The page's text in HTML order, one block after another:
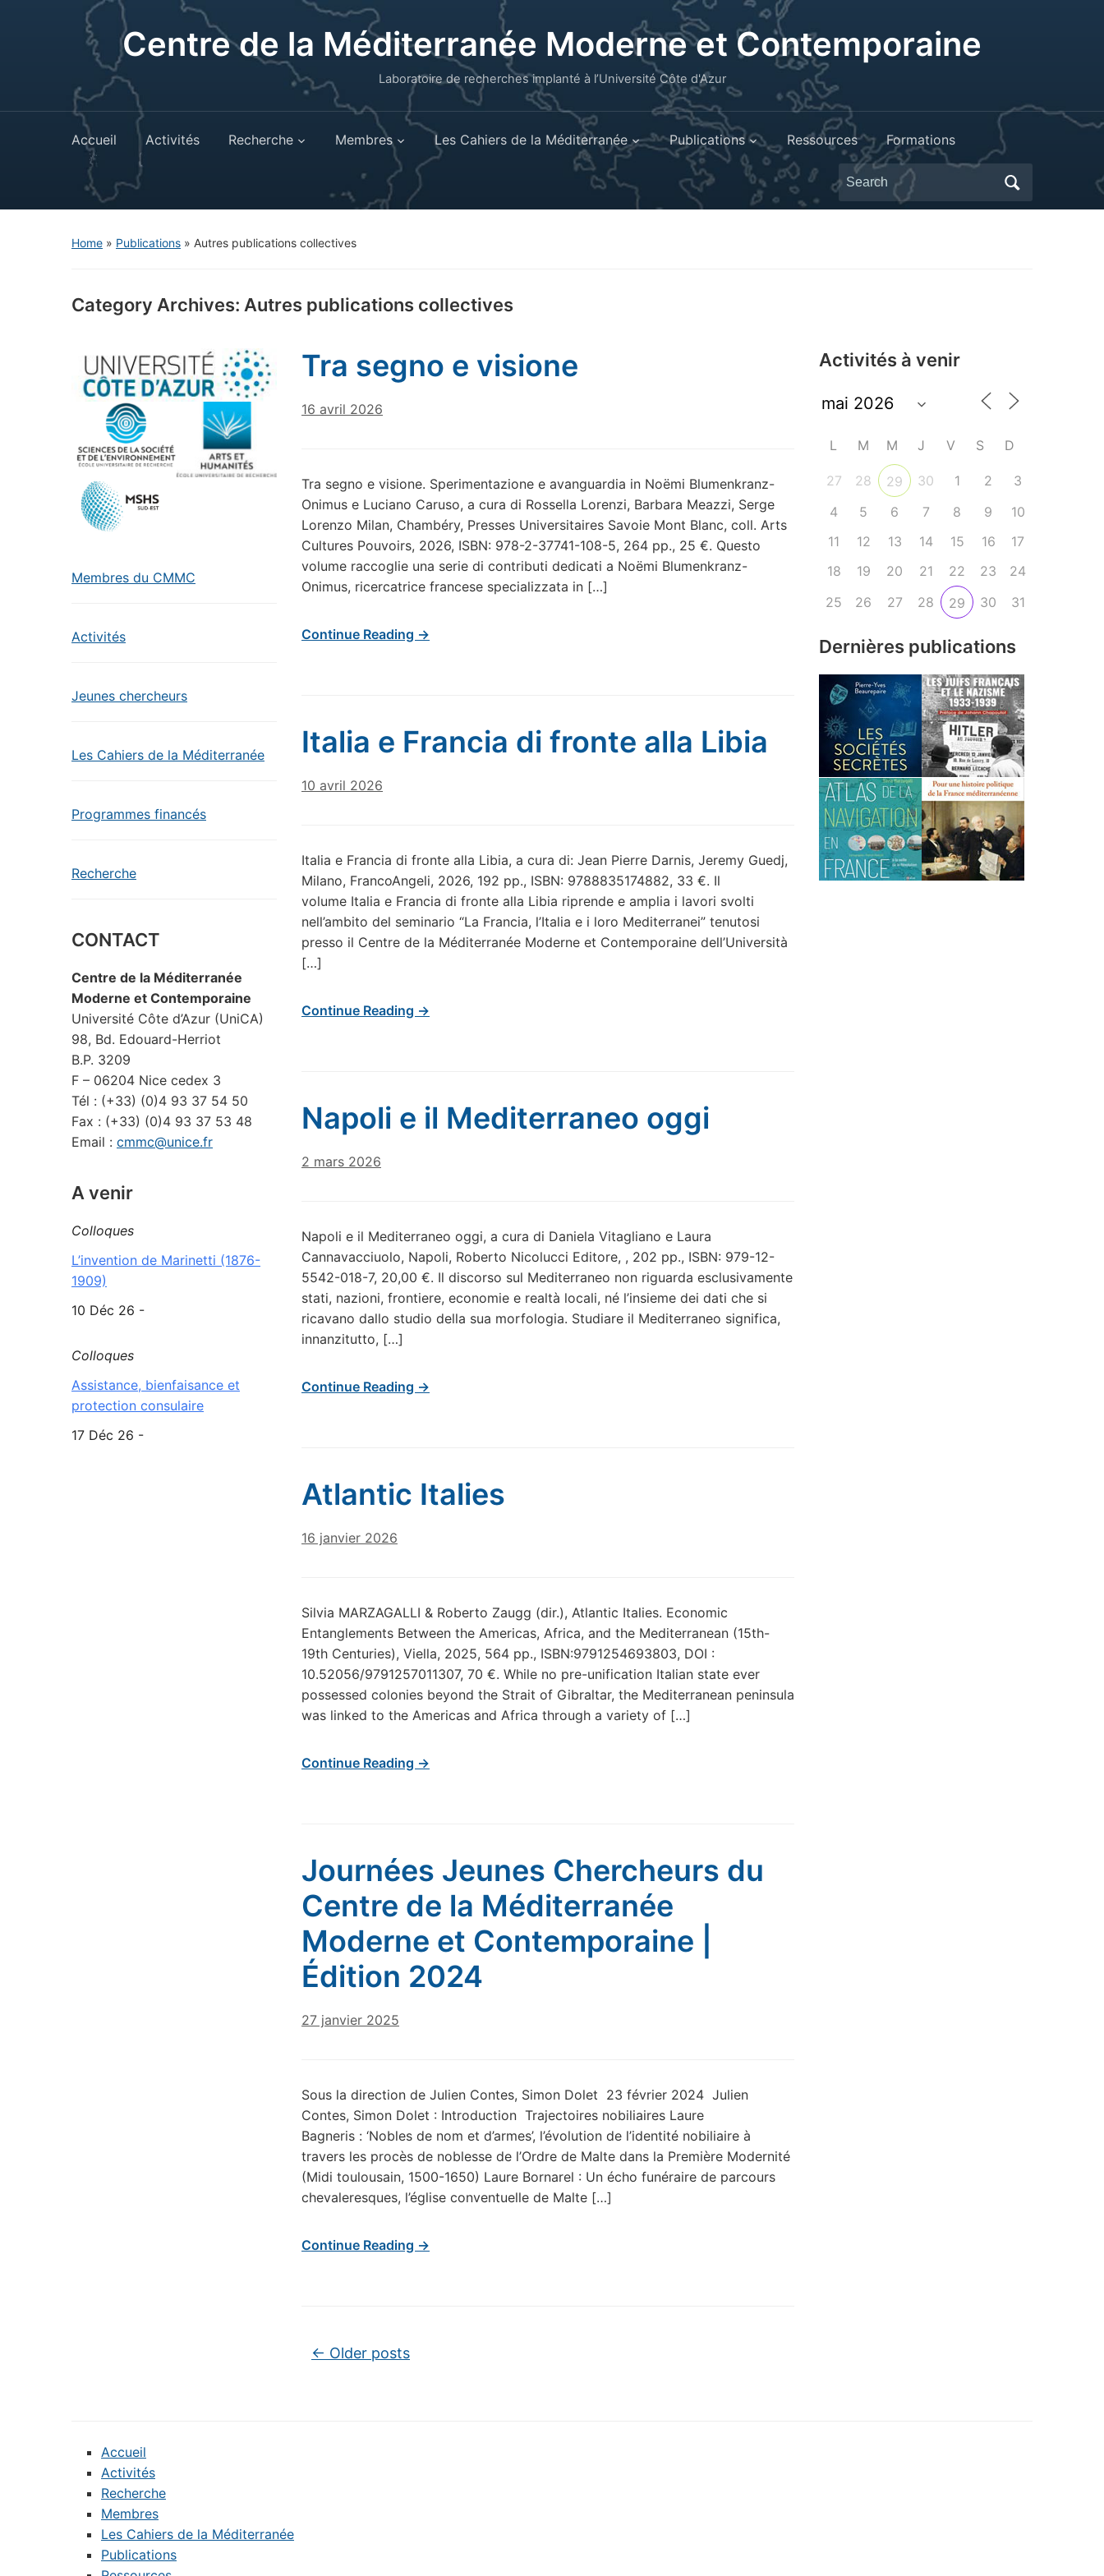
Centre de la Méditerranée Moderne et Contemporaine
Laboratoire de recherches implanté à l’Université Côte d'Azur
Accueil Activités Recherche Membres Les Cahiers de la Méditerranée Publications Ressources Formations
Search
for:
Home » Publications » Autres publications collectives
Category Archives: Autres publications collectives
Membres du CMMC
Activités
Jeunes chercheurs
Les Cahiers de la Méditerranée
Programmes financés
Recherche
CONTACT
Centre de la Méditerranée
Moderne et Contemporaine
Université Côte d’Azur (UniCA)
98, Bd. Edouard-Herriot
B.P. 3209
F – 06204 Nice cedex 3
Tél : (+33) (0)4 93 37 54 50
Fax : (+33) (0)4 93 37 53 48
Email : cmmc@unice.fr
A venir
Colloques
L’invention de Marinetti (1876-
1909)
10 Déc 26 -
Colloques
Assistance, bienfaisance et
protection consulaire
17 Déc 26 -
Tra segno e visione
16 avril 2026
Tra segno e visione. Sperimentazione e avanguardia in Noëmi Blumenkranz-
Onimus e Luciano Caruso, a cura di Rossella Lorenzi, Barbara Meazzi, Serge
Lorenzo Milan, Chambéry, Presses Universitaires Savoie Mont Blanc, coll. Arts
Cultures Pouvoirs, 2026, ISBN: 978-2-37741-108-5, 264 pp., 25 €. Questo
volume raccoglie una serie di contributi dedicati a Noëmi Blumenkranz-
Onimus, ricercatrice francese specializzata in […]
Continue Reading →
Italia e Francia di fronte alla Libia
10 avril 2026
Italia e Francia di fronte alla Libia, a cura di: Jean Pierre Darnis, Jeremy Guedj,
Milano, FrancoAngeli, 2026, 192 pp., ISBN: 9788835174882, 33 €. Il
volume Italia e Francia di fronte alla Libia riprende e amplia i lavori svolti
nell’ambito del seminario “La Francia, l’Italia e i loro Mediterranei” tenutosi
presso il Centre de la Méditerranée Moderne et Contemporaine dell’Università
[…]
Continue Reading →
Napoli e il Mediterraneo oggi
2 mars 2026
Napoli e il Mediterraneo oggi, a cura di Daniela Vitagliano e Laura
Cannavacciuolo, Napoli, Roberto Nicolucci Editore, , 202 pp., ISBN: 979-12-
5542-018-7, 20,00 €. Il discorso sul Mediterraneo non riguarda esclusivamente
stati, nazioni, frontiere, economie e realtà locali, né l’insieme dei dati che si
ricavano dallo studio della sua morfologia. Studiare il Mediterraneo significa,
innanzitutto, […]
Continue Reading →
Atlantic Italies
16 janvier 2026
Silvia MARZAGALLI & Roberto Zaugg (dir.), Atlantic Italies. Economic
Entanglements Between the Americas, Africa, and the Mediterranean (15th-
19th Centuries), Viella, 2025, 564 pp., ISBN:9791254693803, DOI :
10.52056/9791257011307, 70 €. While no pre-unification Italian state ever
possessed colonies beyond the Strait of Gibraltar, the Mediterranean peninsula
was linked to the Americas and Africa through a variety of […]
Continue Reading →
Journées Jeunes Chercheurs du
Centre de la Méditerranée
Moderne et Contemporaine |
Édition 2024
27 janvier 2025
Sous la direction de Julien Contes, Simon Dolet 23 février 2024 Julien
Contes, Simon Dolet : Introduction Trajectoires nobiliaires Laure
Bagneris : ‘Nobles de nom et d’armes’, l’évolution de l’identité nobiliaire à
travers les procès de noblesse de l’Ordre de Malte dans la Première Modernité
(Midi toulousain, 1500-1650) Laure Bornarel : Un écho funéraire de parcours
chevaleresques, l’église conventuelle de Malte […]
Continue Reading →
Post navigation
← Older posts
Activités à venir
L M M J V S D
27 28 29 30 1 2
3
4
5 6 7 8 9
10
11
12 13 14 15 16
17
18
19 20 21 22 23
24
25
26 27 28 29 30 31
Dernières publications
Accueil
Activités
Recherche
Membres
Les Cahiers de la Méditerranée
Publications